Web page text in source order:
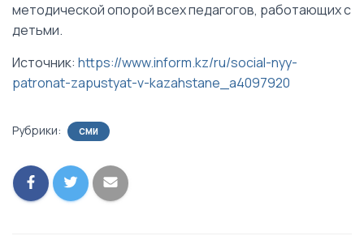
методической опорой всех педагогов, работающих с
детьми.
Источник: https://www.inform.kz/ru/social-nyy-
patronat-zapustyat-v-kazahstane_a4097920
Рубрики: СМИ